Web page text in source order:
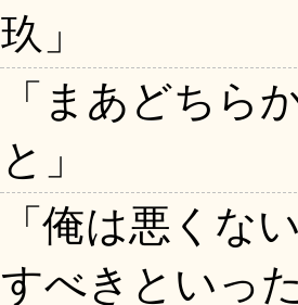
玖」
「まあどちら
と」
「俺は悪くな
すべきといっ